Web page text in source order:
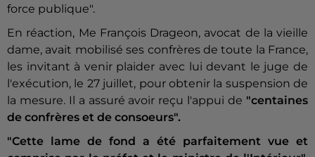
force publique".
En réaction, Me François Drageon, avocat de la vieille
dame, avait mobilisé ses confrères de toute la France,
les invitant à venir plaider avec lui devant le juge de
l'exécution, le 27 juillet, pour obtenir la suspension de
la mesure. Il a assuré avoir reçu l'appui de "centaines
de confrères et de consoeurs".
"Cette lame de fond a été parfaitement vue et